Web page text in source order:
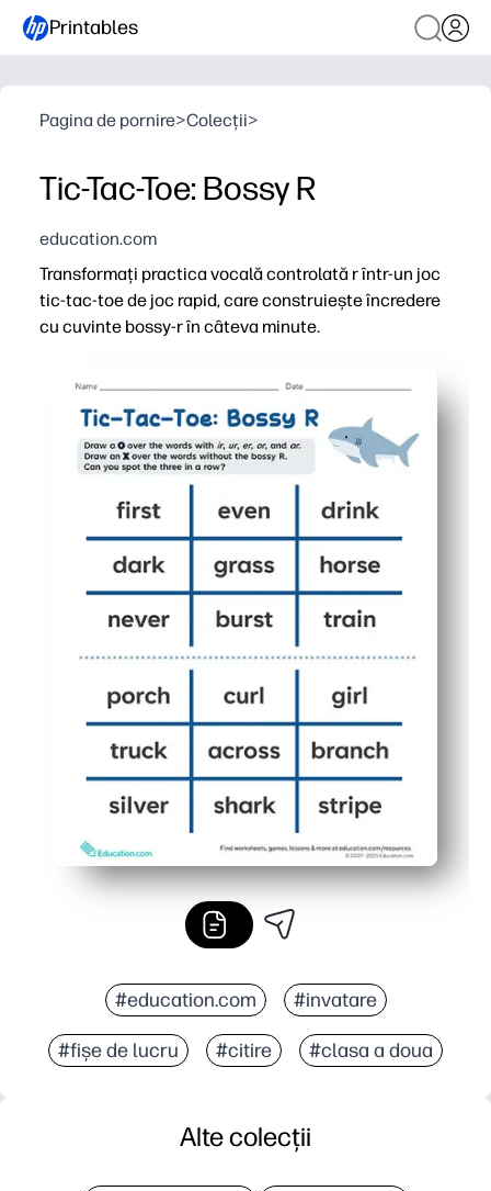
Printables
Pagina de pornire>Colecții>
Tic-Tac-Toe: Bossy R
education.com
Transformați practica vocală controlată r într-un joc
tic-tac-toe de joc rapid, care construiește încredere
cu cuvinte bossy-r în câteva minute.
Print-and-play - tăiere sau configurare zero, perfect
Repetare bazată pe joc - tic-tac-toe îi menține pe
Fonică concentrată - exersați ar, er, ir, or, ur în citire și
Utilizare flexibilă - activitate parteneră, finisare
#education.com #invatare
#fișe de lucru #citire #clasa a doua
Alte colecții